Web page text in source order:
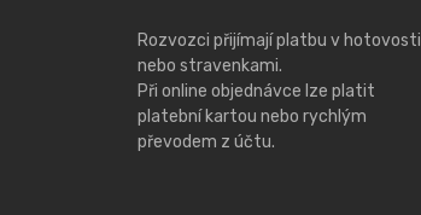
Rozvozci přijímají platbu v hotovosti
nebo stravenkami.
Při online objednávce lze platit
platební kartou nebo rychlým
převodem z účtu.